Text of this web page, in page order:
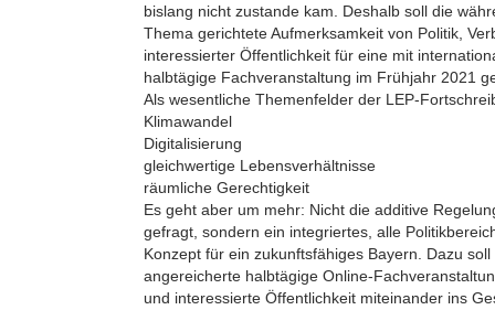
bislang nicht zustande kam. Deshalb soll die
Thema gerichtete Aufmerksamkeit von Politik,
interessierter Öffentlichkeit für eine mit
halbtägige Fachveranstaltung im Frühjahr 2021
Als wesentliche Themenfelder der LEP-
Klimawandel
Digitalisierung
gleichwertige Lebensverhältnisse
räumliche Gerechtigkeit
Es geht aber um mehr: Nicht die additive
gefragt, sondern ein integriertes, alle
Konzept für ein zukunftsfähiges Bayern. Dazu
angereicherte halbtägige Online-
und interessierte Öffentlichkeit miteinander ins